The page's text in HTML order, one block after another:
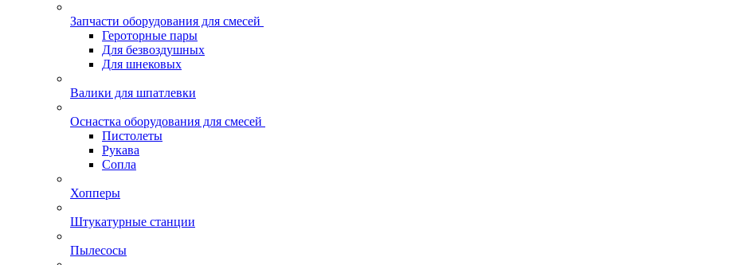
Запчасти оборудования для смесей
Героторные пары
Для безвоздушных
Для шнековых
Валики для шпатлевки
Оснастка оборудования для смесей
Пистолеты
Рукава
Сопла
Хопперы
Штукатурные станции
Пылесосы